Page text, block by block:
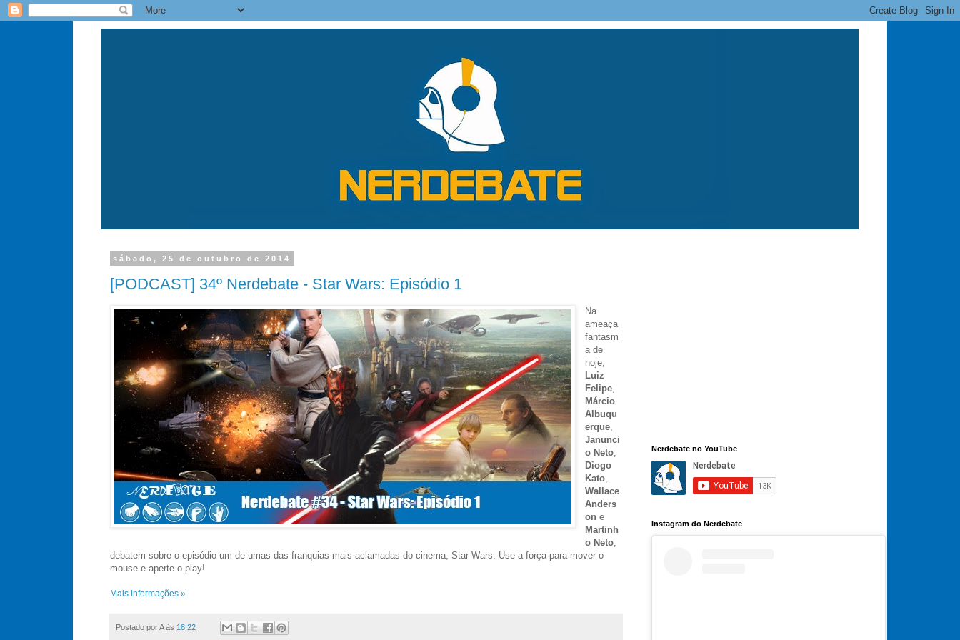
sábado, 25 de outubro de 2014
[PODCAST] 34º Nerdebate - Star Wars: Episódio 1
Na
ameaça
fantasm
a de
hoje,
Luiz
Felipe
Márcio
Albuqu
erque
Janunci
o Neto
Diogo
Kato
Wallace
Anders
on e
Martinh
o Neto
debatem sobre o episódio um de umas das franquias mais aclamadas do cinema, Star Wars. Use a força para mover o
mouse e aperte o play!
Mais informações »
Postado porA às 18:22
Nerdebate no YouTube
Instagram do Nerdebate